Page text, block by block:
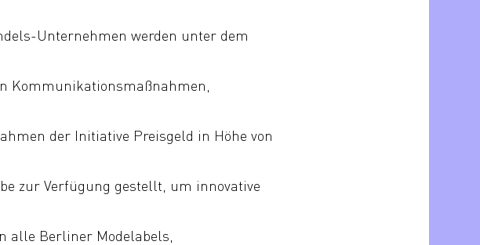
Unternehmen werden unter dem
Kommunikationsmaßnahmen,
der Initiative Preisgeld in Höhe von
zur Verfügung gestellt, um innovative
alle Berliner Modelabels,